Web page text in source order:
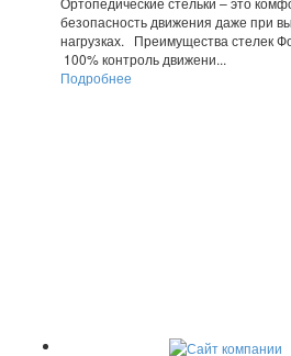
безопасность движения даже при
нагрузках. Преимущества стелек
100% контроль движени...
Подробнее